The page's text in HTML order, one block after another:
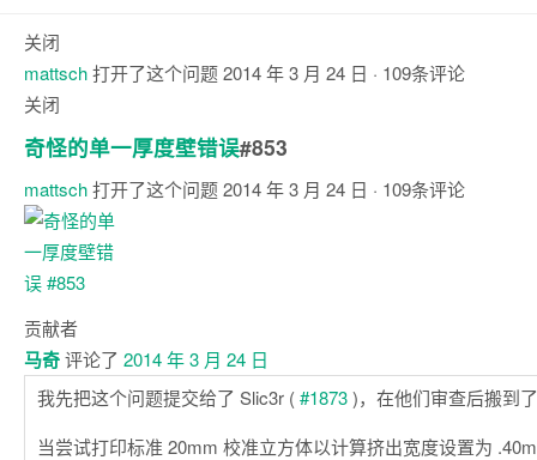
关闭
mattsch打开了这个问题2014 年 3 月 24 日 · 109条评论
关闭
奇怪的单一厚度壁错误#853
mattsch打开了这个问题2014 年 3 月 24 日 · 109条评论
评
论
贡献者
马奇评论了 2014 年 3 月 24 日
我先把这个问题提交给了 Slic3r (#1873)，在他们审查后搬到
当尝试打印标准 20mm 校准立方体以计算挤出宽度设置为